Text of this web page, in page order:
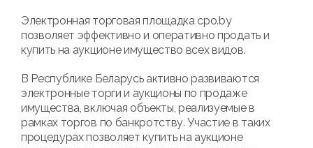
Электронная торговая площадка cpo.by
позволяет эффективно и оперативно продать и
купить на аукционе имущество всех видов.
В Республике Беларусь активно развиваются
электронные торги и аукционы по продаже
имущества, включая объекты, реализуемые в
рамках торгов по банкротству. Участие в таких
процедурах позволяет купить на аукционе